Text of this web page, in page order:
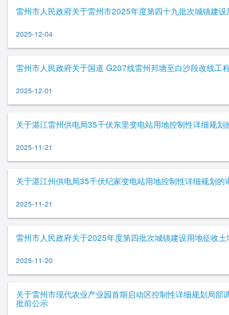
雷州市人民政府关于雷州市2025年度第四十九批次城镇建
2025-12-04
雷州市人民政府关于国道 G207线雷州邦塘至白沙段改线工
2025-12-01
关于湛江雷州供电局35千伏东里变电站用地控制性详细规划
2025-11-21
关于湛江州供电局35千伏纪家变电站用地控制性详细规划的
2025-11-21
雷州市人民政府关于2025年度第四批次城镇建设用地征收
2025-11-20
关于雷州市现代农业产业园首期启动区控制性详细规划局部
批前公示